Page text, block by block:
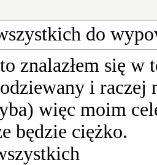
do
znalazłem się
i raczej
więc moim
będzie ciężko.